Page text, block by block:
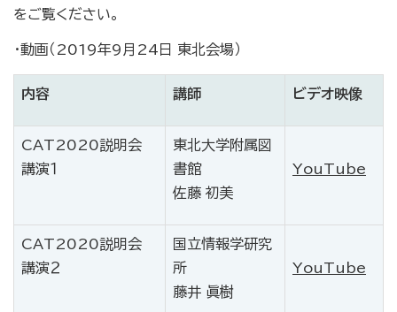
をご覧ください。
・動画（2019年9月24日 東北会場）
内容 講師 ビデオ映像
CAT2020説明会
講演１
東北大学附属図
書館
佐藤 初美
YouTube
CAT2020説明会
講演２
国立情報学研究
所
藤井 眞樹
YouTube